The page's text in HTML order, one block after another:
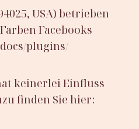
USA) betrieben
Facebooks
plugins/
keinerlei Einfluss
finden Sie hier: